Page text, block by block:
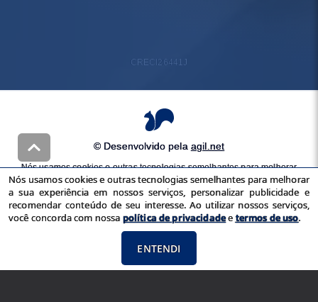
CRECI 26441J
© Desenvolvido pela agil.net
Nós usamos cookies e outras tecnologias semelhantes para melhorar
a sua experiência em nossos serviços, personalizar publicidade e
recomendar conteúdo de seu interesse. Ao utilizar nossos serviços,
você concorda com nossapolítica de privacidadeetermos de uso
Nós usamos cookies e outras tecnologias semelhantes para melhorar
a sua experiência em nossos serviços, personalizar publicidade e
recomendar conteúdo de seu interesse. Ao utilizar nossos serviços,
você concorda com nossa política de privacidadeetermos de uso.
ENTENDI